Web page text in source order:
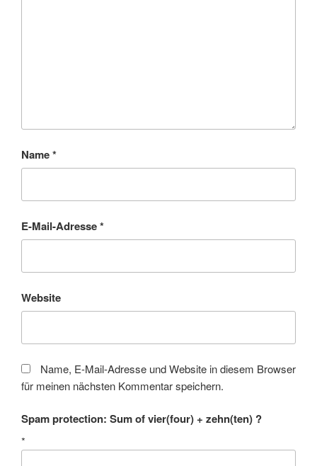
Name*
E-Mail-Adresse*
Website
Name, E-Mail-Adresse und Website in diesem Browser
für meinen nächsten Kommentar speichern.
Spam protection: Sum of vier(four) + zehn(ten) ?
*